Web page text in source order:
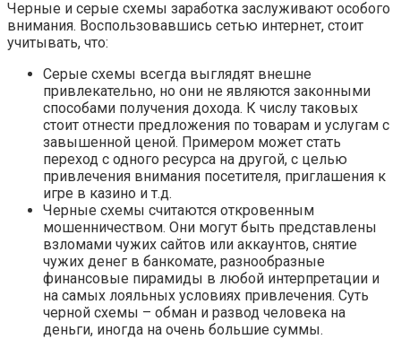
Черные и серые схемы заработка заслуживают особого
внимания. Воспользовавшись сетью интернет, стоит
учитывать, что:
Серые схемы всегда выглядят внешне
привлекательно, но они не являются законными
способами получения дохода. К числу таковых
стоит отнести предложения по товарам и услугам с
завышенной ценой. Примером может стать
переход с одного ресурса на другой, с целью
привлечения внимания посетителя, приглашения к
игре в казино и т.д.
Черные схемы считаются откровенным
мошенничеством. Они могут быть представлены
взломами чужих сайтов или аккаунтов, снятие
чужих денег в банкомате, разнообразные
финансовые пирамиды в любой интерпретации и
на самых лояльных условиях привлечения. Суть
черной схемы – обман и развод человека на
деньги, иногда на очень большие суммы.